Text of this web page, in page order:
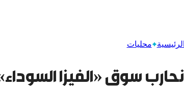
الرئيسية محليات
نحارب سوق «الفيزا